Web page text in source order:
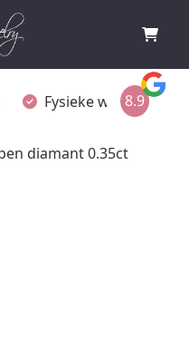
Gratis achteraf
8.9
diamant 0.35ct